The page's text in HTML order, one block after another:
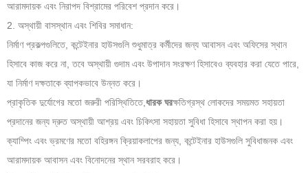
আরামদায়ক এবং নিরাপদ বিশ্রামের পরিবেশ প্রদান করে।
2. অস্থায়ী বাসস্থান এবং শিবির সমাধান:
নির্মাণ প্রকল্পগুলিতে, কন্টেইনার হাউসগুলি শুধুমাত্র কর্মীদের জন্য আবাসন এবং অফিসের স্থান
হিসাবে কাজ করে না, তবে অস্থায়ী গুদাম এবং উপাদান সংরক্ষণ হিসাবেও ব্যবহার করা যেতে পারে,
যা নির্মাণ দক্ষতাকে ব্যাপকভাবে উন্নত করে।
প্রাকৃতিক দুর্যোগের মতো জরুরী পরিস্থিতিতে,ধারক ঘরক্ষতিগ্রস্থ লোকদের সময়মত সহায়তা
প্রদানের জন্য দ্রুত অস্থায়ী আশ্রয় এবং চিকিৎসা সহায়তা সুবিধা হিসাবে স্থাপন করা হয়।
ক্যাম্পিং এবং ভ্রমণের মতো বহিরঙ্গন ক্রিয়াকলাপের জন্য, কন্টেইনার হাউসগুলি সুবিধাজনক এবং
আরামদায়ক আবাসন এবং বিনোদনের স্থান সরবরাহ করে।